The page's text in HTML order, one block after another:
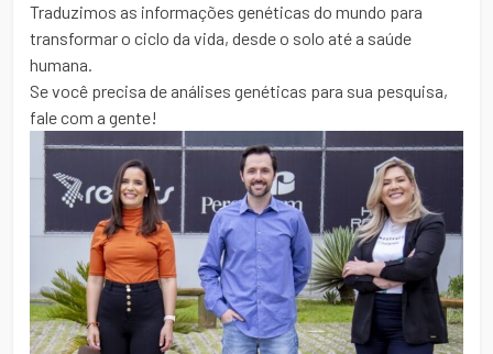
Traduzimos as informações genéticas do mundo para
transformar o ciclo da vida, desde o solo até a saúde
humana.
Se você precisa de análises genéticas para sua pesquisa,
fale com a gente!